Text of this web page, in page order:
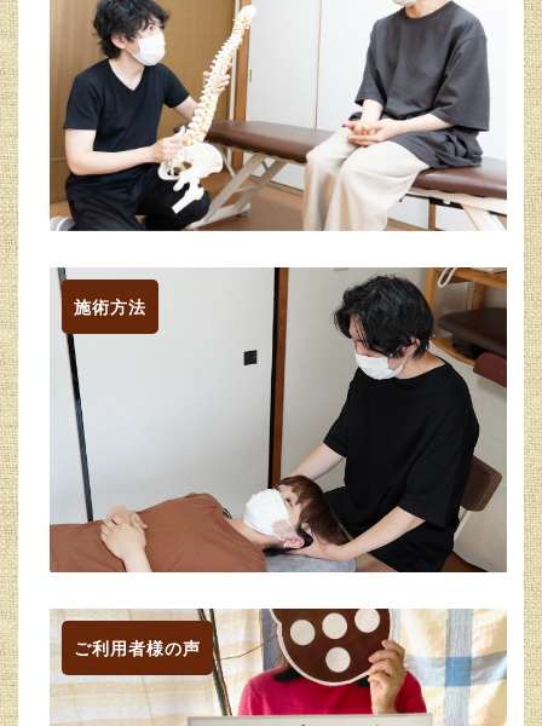
施術方法
ご利用者様の声